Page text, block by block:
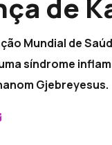
de
Mundial de
síndrome
Gjebreyesus.